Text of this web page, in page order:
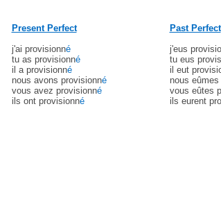
Present Perfect
j'ai provisionné
tu as provisionné
il a provisionné
nous avons provisionné
vous avez provisionné
ils ont provisionné
Past Perfect
j'eus
tu eus
il eut
nous
vous eûtes
ils eurent